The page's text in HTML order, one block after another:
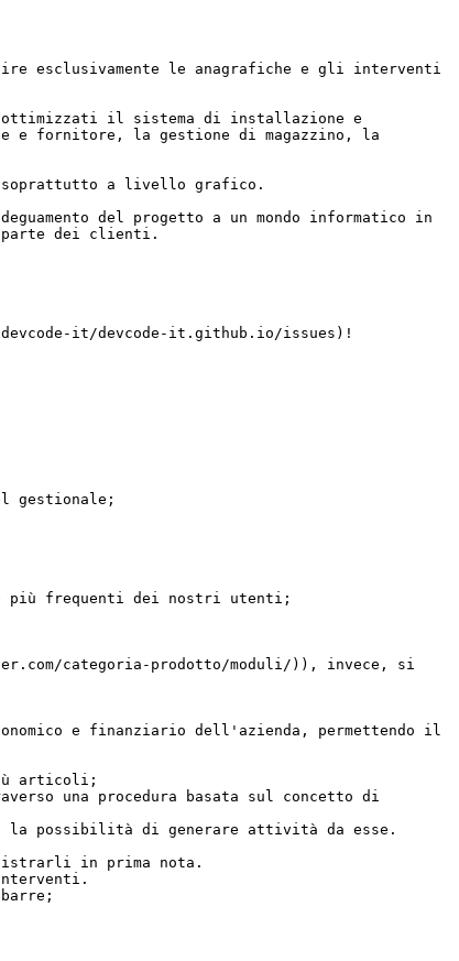
esclusivamente le anagrafiche e gli interventi
ottimizzati il sistema di installazione e
e fornitore, la gestione di magazzino, la
soprattutto a livello grafico.
del progetto a un mondo informatico in
parte dei clienti.
it/devcode-it.github.io/issues)!
gestionale;
più frequenti dei nostri utenti;
categoria-prodotto/moduli/)), invece, si
e finanziario dell'azienda, permettendo il
articoli;
una procedura basata sul concetto di
la possibilità di generare attività da esse.
in prima nota.